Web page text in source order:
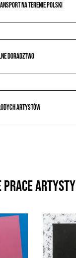
na terenie Polski
doradztwo
artystów
prace artysty